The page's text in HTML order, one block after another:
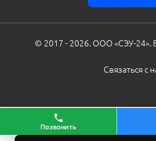
© 2017 - 2026. ООО «СЭУ-24».
Cвязаться с
Позвонить